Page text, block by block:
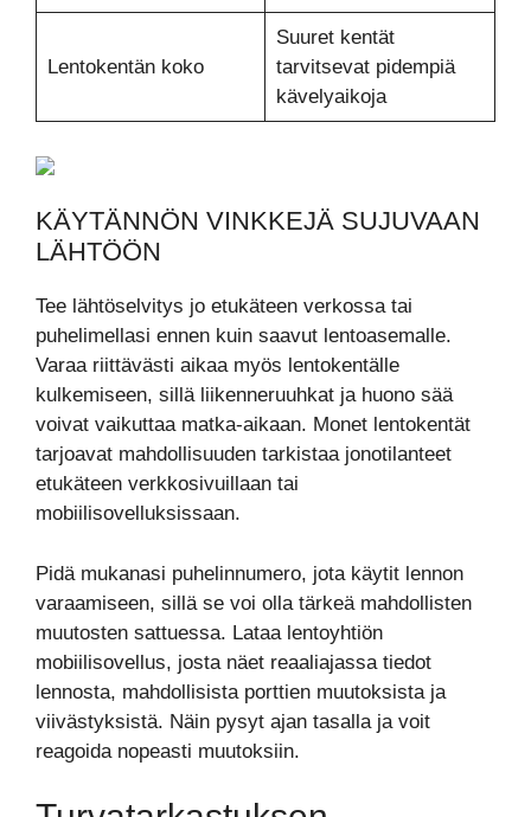
Lentokentän koko
Suuret kentät
tarvitsevat pidempiä
kävelyaikoja
KÄYTÄNNÖN VINKKEJÄ SUJUVAAN
LÄHTÖÖN
Tee lähtöselvitys jo etukäteen verkossa tai
puhelimellasi ennen kuin saavut lentoasemalle.
Varaa riittävästi aikaa myös lentokentälle
kulkemiseen, sillä liikenneruuhkat ja huono sää
voivat vaikuttaa matka-aikaan. Monet lentokentät
tarjoavat mahdollisuuden tarkistaa jonotilanteet
etukäteen verkkosivuillaan tai
mobiilisovelluksissaan.
Pidä mukanasi puhelinnumero, jota käytit lennon
varaamiseen, sillä se voi olla tärkeä mahdollisten
muutosten sattuessa. Lataa lentoyhtiön
mobiilisovellus, josta näet reaaliajassa tiedot
lennosta, mahdollisista porttien muutoksista ja
viivästyksistä. Näin pysyt ajan tasalla ja voit
reagoida nopeasti muutoksiin.